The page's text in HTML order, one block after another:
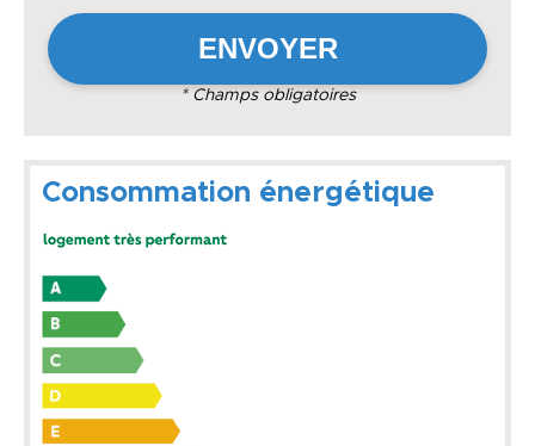
* Champs obligatoires
Consommation énergétique